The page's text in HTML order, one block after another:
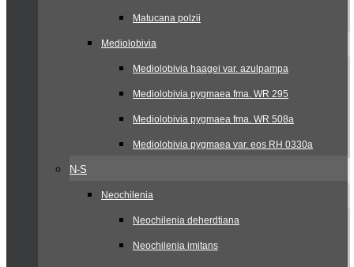
Matucana polzii
Mediolobivia
Mediolobivia haagei var. azulpampa
Mediolobivia pygmaea fma. WR 295
Mediolobivia pygmaea fma. WR 508a
Mediolobivia pygmaea var. eos RH 0330a
N-S
Neochilenia
Neochilenia deherdtiana
Neochilenia imitans